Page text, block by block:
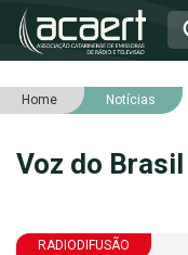
HOME
ASSOCIADOS
NOTÍCIAS
Home Notícias
Voz do Brasil
RADIODIFUSÃO